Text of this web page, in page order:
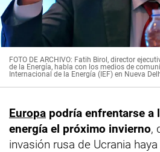
FOTO DE ARCHIVO: Fatih Birol, director
de la Energía, habla con los medios de
Internacional de la Energía (IEF) en Nueva
Europa podría enfrentarse a
energía el próximo invierno,
invasión rusa de Ucrania